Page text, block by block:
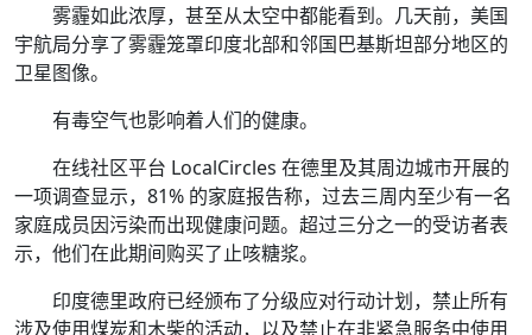
雾霾如此浓厚，甚至从太空中都能看到。几天前，美国
宇航局分享了雾霾笼罩印度北部和邻国巴基斯坦部分地区的
卫星图像。
有毒空气也影响着人们的健康。
在线社区平台 LocalCircles 在德里及其周边城市开展的
一项调查显示，81% 的家庭报告称，过去三周内至少有一名
家庭成员因污染而出现健康问题。超过三分之一的受访者表
示，他们在此期间购买了止咳糖浆。
印度德里政府已经颁布了分级应对行动计划，禁止所有
涉及使用煤炭和木柴的活动，以及禁止在非紧急服务中使用